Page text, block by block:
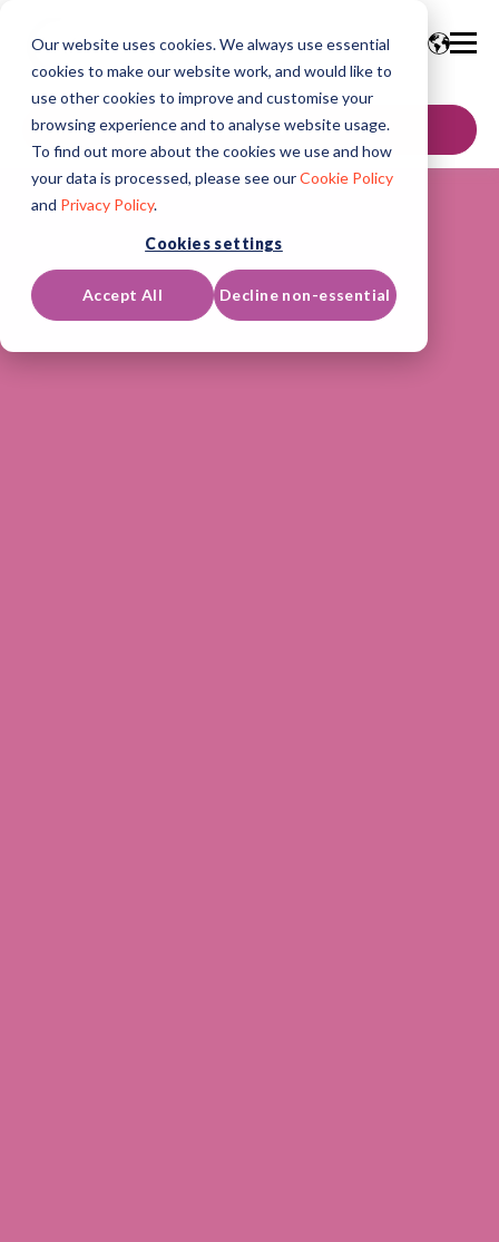
Our website uses cookies. We always use essential
cookies to make our website work, and would like to
use other cookies to improve and customise your
browsing experience and to analyse website usage.
To find out more about the cookies we use and how
your data is processed, please see ourCookie Policy
and Privacy Policy.
Cookies settings
Accept All Decline non-essential
Neem contact op